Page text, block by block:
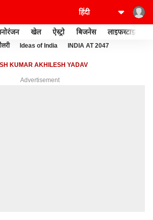
खेल ऐस्ट्रो बिजनेस लाइफस्टाइल
Ideas of India INDIA AT 2047
KUMAR AKHILESH YADAV
Advertisement